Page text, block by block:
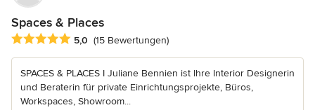
Spaces & Places
Durchschnittliche Bewertung: 5 von 5 Sternen
5,0 (15 Bewertungen)
SPACES & PLACES I Juliane Bennien ist Ihre Interior Designerin
und Beraterin für private Einrichtungsprojekte, Büros,
Workspaces, Showroom...